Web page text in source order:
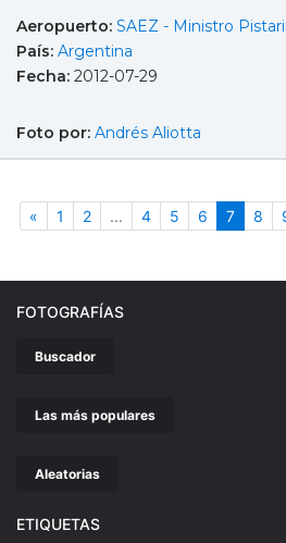
Aeropuerto: SAEZ - Ministro
País: Argentina
Fecha: 2012-07-29
Foto por: Andrés Aliotta
« Anterior
1 2 ... 4 5 6 7 8
FOTOGRAFÍAS
Buscador
Las más populares
Aleatorias
ETIQUETAS